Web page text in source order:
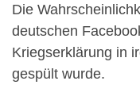
Die
deutschen
Kriegserklärung in
gespült wurde.